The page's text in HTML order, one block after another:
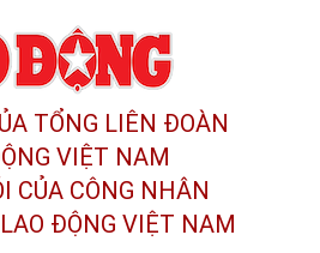
TỔNG LIÊN ĐOÀN
VIỆT NAM
CỦA CÔNG NHÂN
ĐỘNG VIỆT NAM